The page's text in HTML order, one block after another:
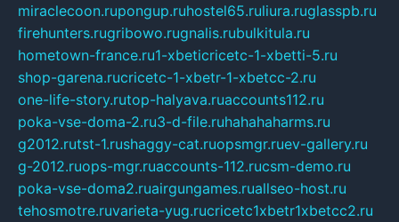
miraclecoon.rupongup.ruhostel65.ruliura.ruglasspb.ru
firehunters.rugribowo.rugnalis.rubulkitula.ru
hometown-france.ru1-xbeticricetc-1-xbetti-5.ru
shop-garena.rucricetc-1-xbetr-1-xbetcc-2.ru
one-life-story.rutop-halyava.ruaccounts112.ru
poka-vse-doma-2.ru3-d-file.ruhahahaharms.ru
g2012.rutst-1.rushaggy-cat.ruopsmgr.ruev-gallery.ru
g-2012.ruops-mgr.ruaccounts-112.rucsm-demo.ru
poka-vse-doma2.ruairgungames.ruallseo-host.ru
tehosmotre.ruvarieta-yug.rucricetc1xbetr1xbetcc2.ru